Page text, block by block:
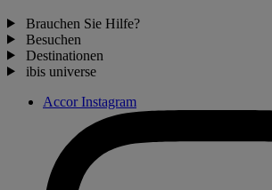
Brauchen Sie Hilfe?
Besuchen
Destinationen
ibis universe
Accor Instagram